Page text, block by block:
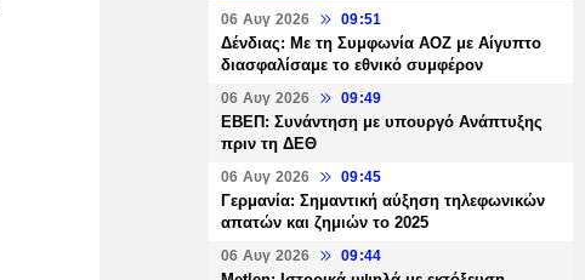
06 Αυγ 2026 09:51
Δένδιας: Με τη Συμφωνία ΑΟΖ με Αίγυπτο
διασφαλίσαμε το εθνικό συμφέρον
06 Αυγ 2026 09:49
ΕΒΕΠ: Συνάντηση με υπουργό Ανάπτυξης
πριν τη ΔΕΘ
06 Αυγ 2026 09:45
Γερμανία: Σημαντική αύξηση τηλεφωνικών
απατών και ζημιών το 2025
06 Αυγ 2026 09:44